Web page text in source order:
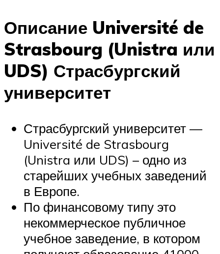
Описание Université de
Strasbourg (Unistra или
UDS) Страсбургский
университет
Страсбургский университет —
Université de Strasbourg
(Unistra или UDS) – одно из
старейших учебных заведений
в Европе.
По финансовому типу это
некоммерческое публичное
учебное заведение, в котором